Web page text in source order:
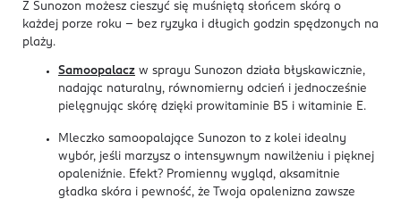
Z Sunozon możesz cieszyć się muśniętą słońcem skórą o
każdej porze roku – bez ryzyka i długich godzin spędzonych na
plaży.
Samoopalacz w sprayu Sunozon działa błyskawicznie,
nadając naturalny, równomierny odcień i jednocześnie
pielęgnując skórę dzięki prowitaminie B5 i witaminie E.
Mleczko samoopalające Sunozon to z kolei idealny
wybór, jeśli marzysz o intensywnym nawilżeniu i pięknej
opaleniźnie. Efekt? Promienny wygląd, aksamitnie
gładka skóra i pewność, że Twoja opalenizna zawsze